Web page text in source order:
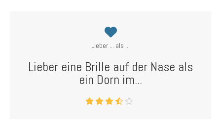
Lieber ... als ...
Lieber eine Brille auf der Nase als
ein Dorn im...